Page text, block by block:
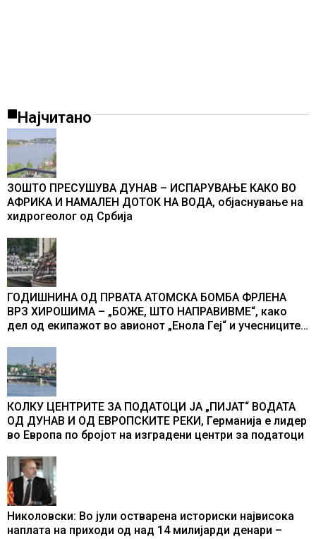
Најчитано
ЗОШТО ПРЕСУШУВА ДУНАВ – ИСПАРУВАЊЕ КАКО ВО
АФРИКА И НАМАЛЕН ДОТОК НА ВОДА, објаснување на
хидрогеолог од Србија
ГОДИШНИНА ОД ПРВАТА АТОМСКА БОМБА ФРЛЕНА
ВРЗ ХИРОШИМА – „БОЖЕ, ШТО НАПРАВИВМЕ“, како
дел од екипажот во авионот „Енола Геј“ и учесниците
промени текот на историјата
КОЛКУ ЦЕНТРИТЕ ЗА ПОДАТОЦИ ЈА „ПИЈАТ“ ВОДАТА
ОД ДУНАВ И ОД ЕВРОПСКИТЕ РЕКИ, Германија е лидер
во Европа по бројот на изградени центри за податоци
Николовски: Во јули остварена историски највисока
наплата на приходи од над 14 милијарди денари –